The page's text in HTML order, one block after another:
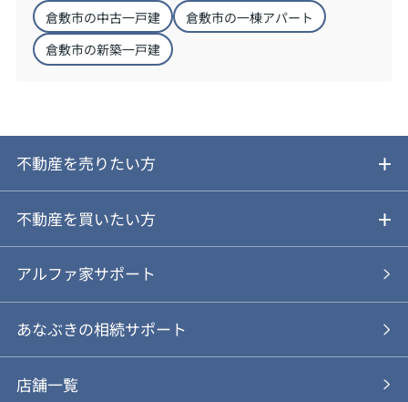
倉敷市の中古一戸建
倉敷市の一棟アパート
倉敷市の新築一戸建
不動産を売りたい方
ご売却ガイド
ご売却の流れ
あなぶきの仲介
あなぶきの買取
不動産を買いたい方
ご購入ガイド
物件を探す
購入の流れ
アルファ家サポート
あなぶきの相続サポート
店舗一覧